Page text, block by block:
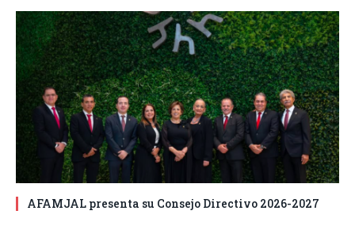
AFAMJAL presenta su Consejo Directivo 2026-2027